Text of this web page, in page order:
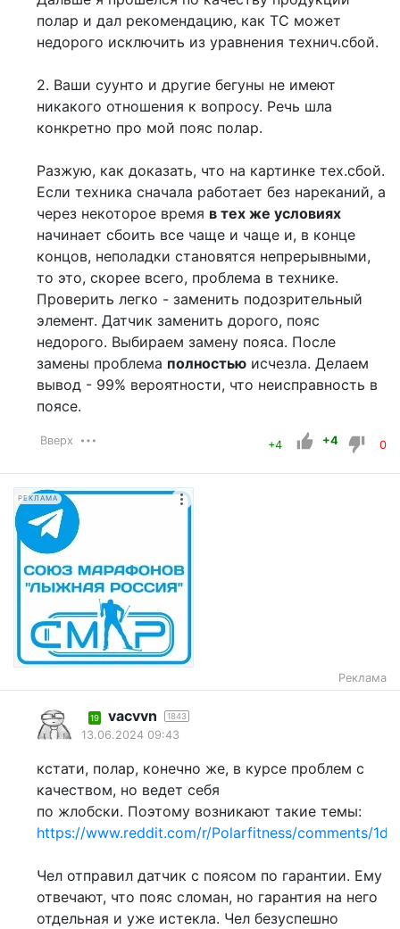
полар и дал рекомендацию, как ТС может
недорого исключить из уравнения технич.сбой.
2. Ваши суунто и другие бегуны не имеют
никакого отношения к вопросу. Речь шла
конкретно про мой пояс полар.
Разжую, как доказать, что на картинке тех.сбой.
Если техника сначала работает без нареканий, а
через некоторое время в тех же условиях
начинает сбоить все чаще и чаще и, в конце
концов, неполадки становятся непрерывными,
то это, скорее всего, проблема в технике.
Проверить легко - заменить подозрительный
элемент. Датчик заменить дорого, пояс
недорого. Выбираем замену пояса. После
замены проблема полностьюисчезла. Делаем
вывод - 99% вероятности, что неисправность в
поясе.
Вверх +4 +4 0
РЕКЛАМА
Реклама
19 vacvvn 1843
13.06.2024 09:43
кстати, полар, конечно же, в курсе проблем с
качеством, но ведет себя
по жлобски. Поэтому возникают такие темы:
https://www.reddit.com/r/Polarfitness/comments/
Чел отправил датчик с поясом по гарантии. Ему
отвечают, что пояс сломан, но гарантия на него
отдельная и уже истекла. Чел безуспешно